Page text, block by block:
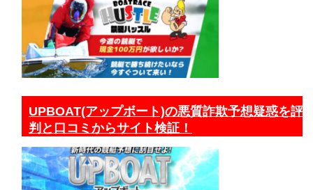
UPBOAT(アップボート)の悪質詐欺予想疑惑を評
判と口コミからサイト検証！